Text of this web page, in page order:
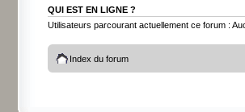
QUI EST EN LIGNE ?
Utilisateurs parcourant actuellement ce forum :
Index du forum